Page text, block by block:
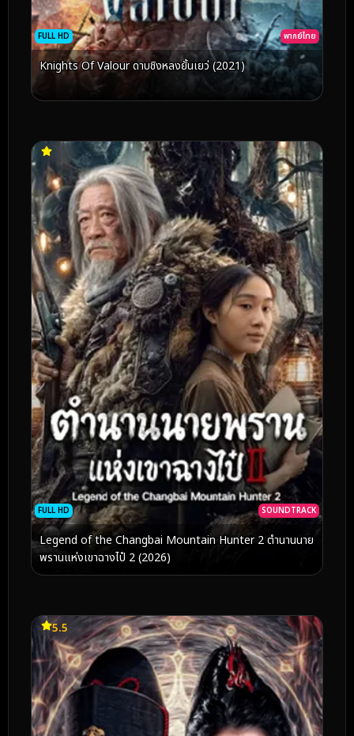
FULL HD พากย์ไทย
Knights Of Valour ดาบชิงหลงยั้นเยว่ (2021)
FULL HD SOUNDTRACK
Legend of the Changbai Mountain Hunter 2 ตำนานนาย
พรานแห่งเขาฉางไป๋ 2 (2026)
5.5